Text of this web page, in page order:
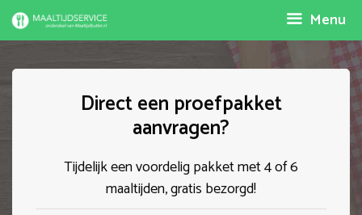
Spring
naar
Menu
Direct een proefpakket
aanvragen?
Tijdelijk een voordelig pakket met 4 of 6
maaltijden, gratis bezorgd!